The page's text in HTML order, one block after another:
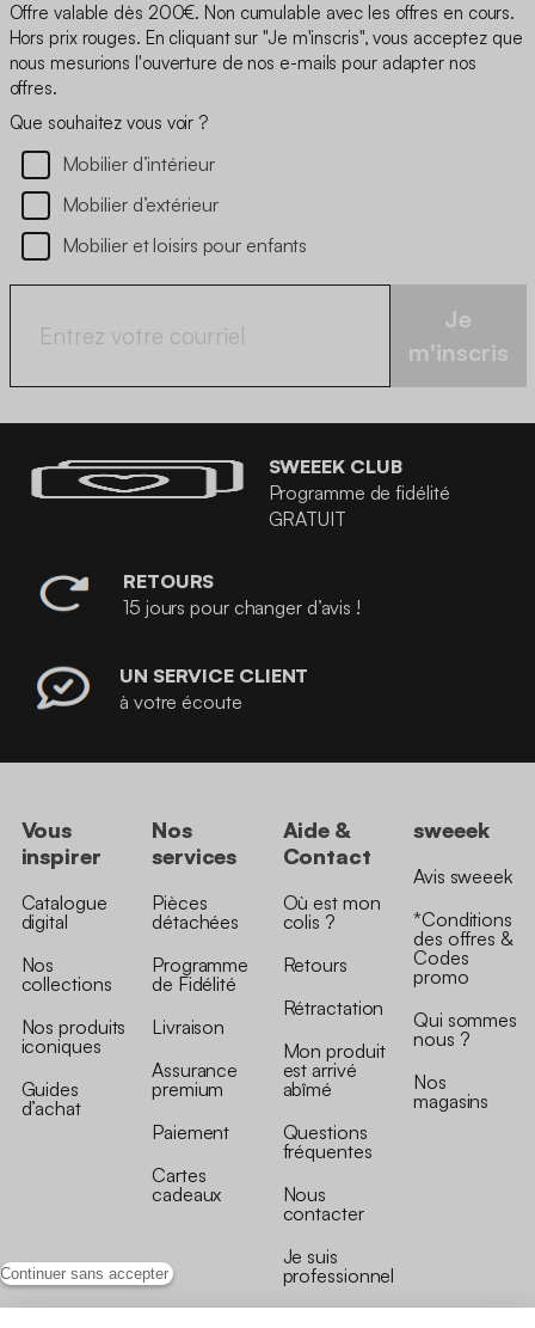
Continuer sans accepter
Offre valable dès 200€. Non cumulable avec les offres en cours.
Hors prix rouges. En cliquant sur "Je m'inscris", vous acceptez que
nous mesurions l'ouverture de nos e-mails pour adapter nos
offres.
Que souhaitez vous voir ?
Mobilier d’intérieur
Mobilier d’extérieur
Mobilier et loisirs pour enfants
Je
m'inscris
SWEEEK CLUB
Programme de fidélité
GRATUIT
RETOURS
15 jours pour changer d’avis !
UN SERVICE CLIENT
à votre écoute
Vous
inspirer
Catalogue
digital
Nos
collections
Nos produits
iconiques
Guides
d’achat
Nos
services
Pièces
détachées
Programme
de Fidélité
Livraison
Assurance
premium
Paiement
Cartes
cadeaux
Aide &
Contact
Où est mon
colis ?
Retours
Rétractation
Mon produit
est arrivé
abîmé
Questions
fréquentes
Nous
contacter
Je suis
professionnel
sweeek
Avis sweeek
*Conditions
des offres &
Codes
promo
Qui sommes
nous ?
Nos
magasins